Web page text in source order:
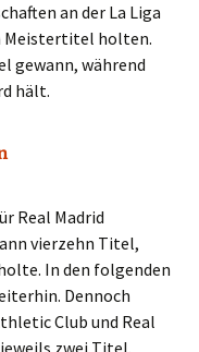
an der La Liga
Meistertitel holten.
gewann, während
hält.
Real Madrid
vierzehn Titel,
In den folgenden
Dennoch
Club und Real
zwei Titel.